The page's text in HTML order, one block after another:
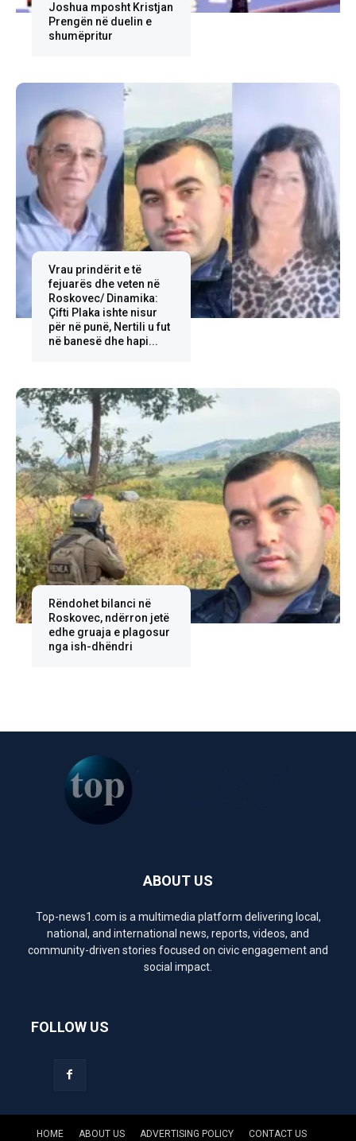
Joshua mposht Kristjan
Prengën në duelin e
shumëpritur
Vrau prindërit e të
fejuarës dhe veten në
Roskovec/ Dinamika:
Çifti Plaka ishte nisur
për në punë, Nertili u fut
në banesë dhe hapi...
Rëndohet bilanci në
Roskovec, ndërron jetë
edhe gruaja e plagosur
nga ish-dhëndri
ABOUT US
Top-news1.com is a multimedia platform delivering local,
national, and international news, reports, videos, and
community-driven stories focused on civic engagement and
social impact.
FOLLOW US
HOME ABOUT US ADVERTISING POLICY CONTACT US